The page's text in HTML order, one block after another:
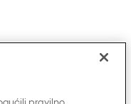
pravilno